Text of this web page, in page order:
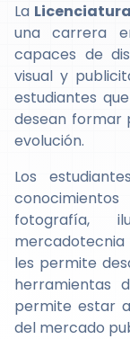
La
una carrera
capaces de
visual y
estudiantes
desean formar
evolución.
Los
fotografía,
les permite
herramientas
permite estar
del mercado